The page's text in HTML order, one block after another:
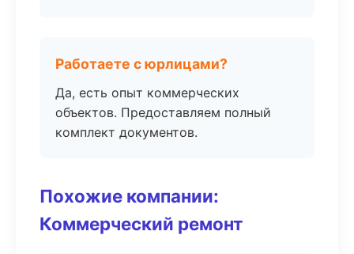
Работаете с юрлицами?
Да, есть опыт коммерческих
объектов. Предоставляем полный
комплект документов.
Похожие компании:
Коммерческий ремонт